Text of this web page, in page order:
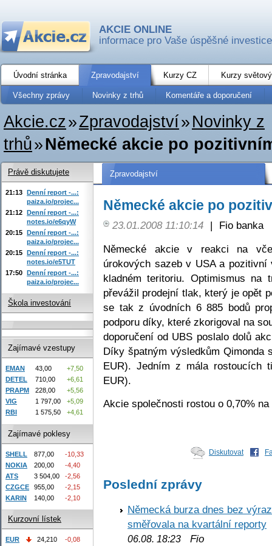
AKCIE ONLINE
informace pro Vaše úspěšné investice
Úvodní stránka Zpravodajství Kurzy CZ Kurzy
Všechny zprávy Novinky z trhů Komentáře a doporučení
Akcie.cz»Zpravodajství» Novinky z
trhů»Německé akcie po
Zpravodajství
Německé akcie po
23.01.2008 11:10:14 |
Fio banka
Německé akcie v reakci na
úrokových sazeb v USA a
kladném teritoriu. Optimismus
převážil prodejní tlak, který je opět
se tak z úvodních 6 885 bodů
podporu díky, které zkorigoval na
doporučení od UBS poslalo dolů
Díky špatným výsledkům Qimonda
EUR). Jedním z mála rostoucích
EUR).
Akcie společnosti rostou o 0,70% na
Diskutovat
Poslední zprávy
Německá burza dnes bez
směřovala na kvartální reporty
06.08. 18:23 Fio
Právě diskutujete
21:13 Denní report -...:
paiza.io/projec...
21:12 Denní report -...:
notes.io/e6qyW
20:15 Denní report -...:
paiza.io/projec...
20:15 Denní report -...:
notes.io/e5TUT
17:50 Denní report -...:
paiza.io/projec...
Škola investování
Zajímavé vzestupy
EMAN 43,00
+7,50
DETEL
710,00
+6,61
PRAPM
228,00
+5,56
VIG
1 797,00
+5,09
RBI
1 575,50 +4,61
Zajímavé poklesy
SHELL 877,00
-10,33
NOKIA
200,00
-4,40
ATS
3 504,00
-2,56
CZGCE
955,00
-2,15
KARIN
140,00 -2,10
Kurzovní lístek
EUR 24,210
-0,08